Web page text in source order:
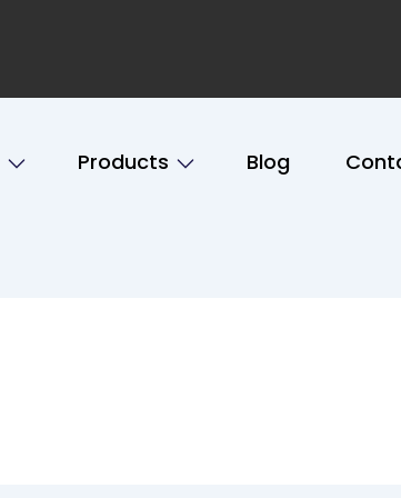
Products Blog